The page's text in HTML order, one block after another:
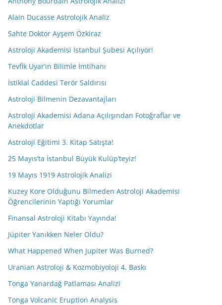
Alain Ducasse Astrolojik Analiz
Sahte Doktor Ayşem Özkiraz
Astroloji Akademisi İstanbul Şubesi Açılıyor!
Tevfik Uyar’ın Bilimle İmtihanı
İstiklal Caddesi Terör Saldırısı
Astroloji Bilmenin Dezavantajları
Astroloji Akademisi Adana Açılışından Fotoğraflar ve
Anekdotlar
Astroloji Eğitimi 3. Kitap Satışta!
25 Mayıs’ta İstanbul Büyük Kulüp’teyiz!
19 Mayıs 1919 Astrolojik Analizi
Kuzey Kore Olduğunu Bilmeden Astroloji Akademisi
Öğrencilerinin Yaptığı Yorumlar
Finansal Astroloji Kitabı Yayında!
Jüpiter Yanıkken Neler Oldu?
What Happened When Jupiter Was Burned?
Uranian Astroloji & Kozmobiyoloji 4. Baskı
Tonga Yanardağ Patlaması Analizi
Tonga Volcanic Eruption Analysis